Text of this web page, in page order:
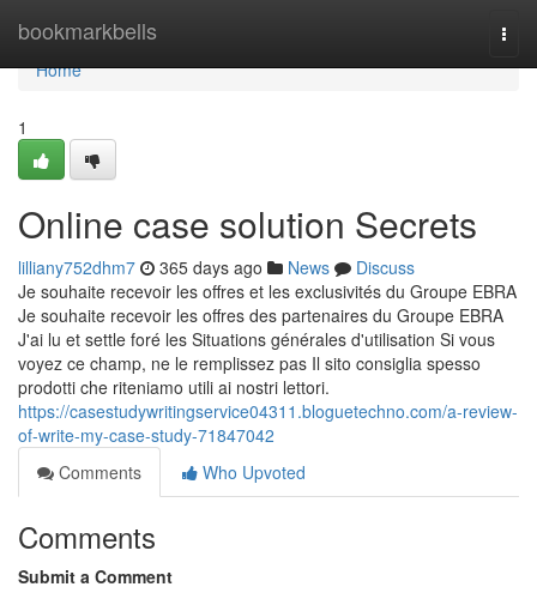
bookmarkbells
Home
Home
1
Online case solution Secrets
lilliany752dhm7 365 days ago News
Discuss
Je souhaite recevoir les offres et les exclusivités du Groupe EBRA
Je souhaite recevoir les offres des partenaires du Groupe EBRA
J'ai lu et settle foré les Situations générales d'utilisation Si vous
voyez ce champ, ne le remplissez pas Il sito consiglia spesso
prodotti che riteniamo utili ai nostri lettori.
https://casestudywritingservice04311.bloguetechno.com/a-review-
of-write-my-case-study-71847042
Comments
Who Upvoted
Comments
Submit a Comment